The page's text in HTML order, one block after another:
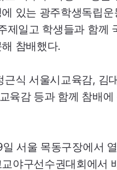
있는 광주학생독립
제일고 학생들과 함께
참배했다.
근식 서울시교육감, 김
육감 등과 함께 참배에
서울 목동구장에서
야구선수권대회에서